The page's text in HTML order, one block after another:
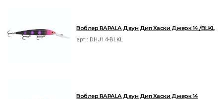
Воблер RAPALA Даун Дип Хаски Джерк 14 /BLKL
арт.: DHJ14-BLKL
Воблер RAPALA Даун Дип Хаски Джерк 14